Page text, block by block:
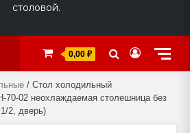
столовой.
0,00 ₽
/ Стол холодильный
70-02 неохлаждаемая столешница без
2, дверь)